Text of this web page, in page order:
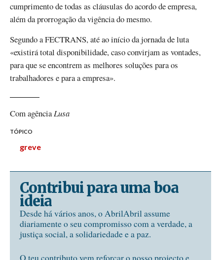
cumprimento de todas as cláusulas do acordo de empresa,
além da prorrogação da vigência do mesmo.
Segundo a FECTRANS, até ao início da jornada de luta
«existirá total disponibilidade, caso convirjam as vontades,
para que se encontrem as melhores soluções para os
trabalhadores e para a empresa».
Com agênciaLusa
TÓPICO
greve
Contribui para uma boa
ideia
Desde há vários anos, o AbrilAbril assume
diariamente o seu compromisso com a verdade, a
justiça social, a solidariedade e a paz.
O teu contributo vem reforçar o nosso projecto e